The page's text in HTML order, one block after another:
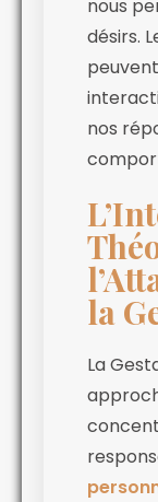
nous
désirs.
nos
la
La